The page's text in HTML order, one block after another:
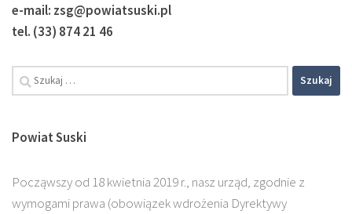
e-mail: zsg@powiatsuski.pl
tel. (33) 874 21 46
Powiat Suski
Począwszy od 18 kwietnia 2019 r., nasz urząd, zgodnie z
wymogami prawa (obowiązek wdrożenia Dyrektywy